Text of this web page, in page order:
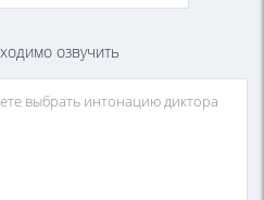
озвучить